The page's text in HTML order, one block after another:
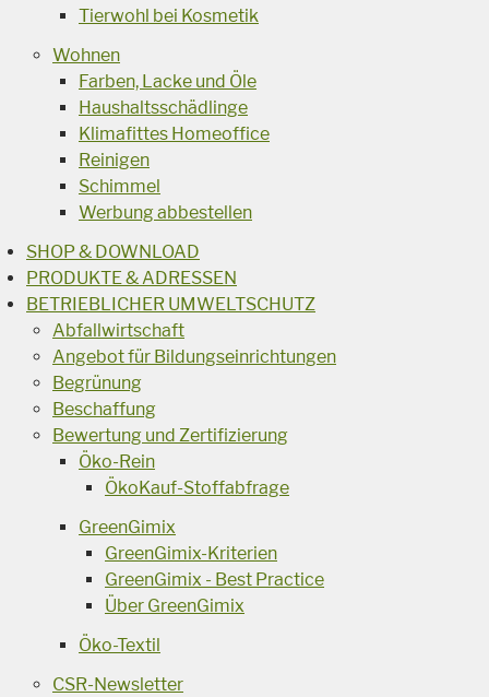
Tierwohl bei Kosmetik
Wohnen
Farben, Lacke und Öle
Haushaltsschädlinge
Klimafittes Homeoffice
Reinigen
Schimmel
Werbung abbestellen
SHOP & DOWNLOAD
PRODUKTE & ADRESSEN
BETRIEBLICHER UMWELTSCHUTZ
Abfallwirtschaft
Angebot für Bildungseinrichtungen
Begrünung
Beschaffung
Bewertung und Zertifizierung
Öko-Rein
ÖkoKauf-Stoffabfrage
GreenGimix
GreenGimix-Kriterien
GreenGimix - Best Practice
Über GreenGimix
Öko-Textil
CSR-Newsletter